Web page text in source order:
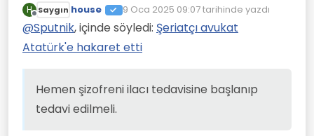
tamamen yok olacak. Yorumlarda
gördüğüm kadarıyla eşi onun
peygamber olduğuna ikna olmuş. O da
tedavi edilmeli.
H
Çevrimdışı
Saygın house 9 Oca 2025 09:07tarihinde yazdı
Son düzenleyen:
@Sputnik, içinde söyledi: Şeriatçı avukat
Atatürk'e hakaret etti
Hemen şizofreni ilacı tedavisine başlanıp
tedavi edilmeli.